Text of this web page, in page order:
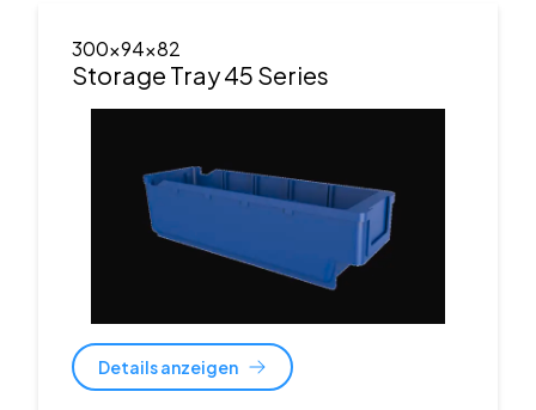
300x94x82
Storage Tray 45 Series
Details anzeigen